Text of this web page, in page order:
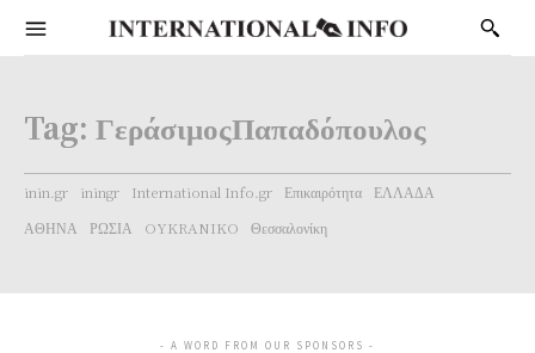
Tag: ΓεράσιμοςΠαπαδόπουλος
inin.gr iningr International Info.gr Επικαιρότητα
ΕΛΛΑΔΑ
ΑΘΗΝΑ
ΡΩΣΙΑ OYKRANIKO Θεσσαλονίκη
- A WORD FROM OUR SPONSORS -